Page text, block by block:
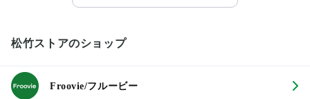
松竹ストアのショップ
Froovie/フルービー